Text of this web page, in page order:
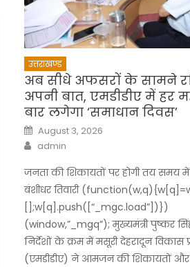
उत्तराखण्ड
अब सीधे अफसरों के सामने
अपनी बात, एमडीडीए में हर
बार लगेगा ‘समाधान दिवस’
Posted
on
August 3, 2026
Author
admin
जनता की शिकायतों पर होगी तय समय में
बंशीधर तिवारी
[];w[q].push([“_mgc.load”])})
(window,”_mgq”); मुख्यमंत्री पुष्कर
निर्देशों के क्रम में मसूरी देहरादून विकास
(एमडीडीए) ने आमजन की शिकायतों